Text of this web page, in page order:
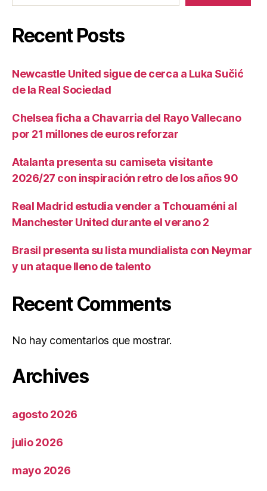
Recent Posts
Newcastle United sigue de cerca a Luka Sučić
de la Real Sociedad
Chelsea ficha a Chavarria del Rayo Vallecano
por 21 millones de euros reforzar
Atalanta presenta su camiseta visitante
2026/27 con inspiración retro de los años 90
Real Madrid estudia vender a Tchouaméni al
Manchester United durante el verano 2
Brasil presenta su lista mundialista con Neymar
y un ataque lleno de talento
Recent Comments
No hay comentarios que mostrar.
Archives
agosto 2026
julio 2026
mayo 2026